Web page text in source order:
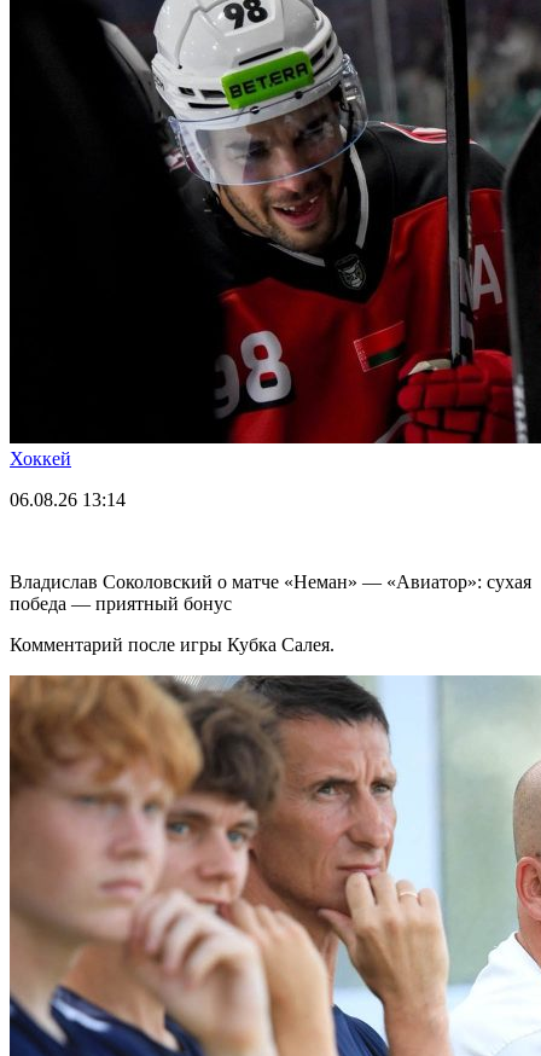
Хоккей
06.08.26 13:14
Владислав Соколовский о матче «Неман» — «Авиатор»: сухая
победа — приятный бонус
Комментарий после игры Кубка Салея.